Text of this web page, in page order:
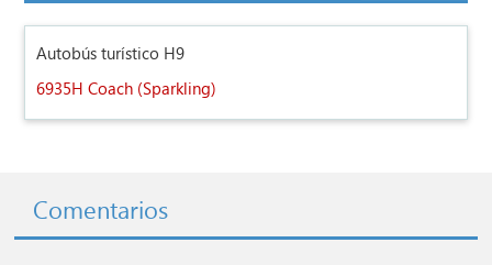
Autobús turístico H9
6935H Coach (Sparkling)
Comentarios